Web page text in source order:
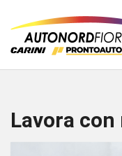
Lavora con